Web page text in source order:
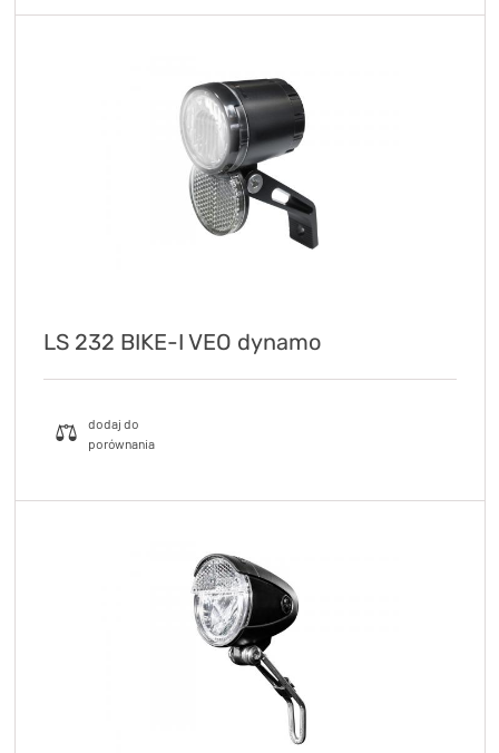
LS 232 BIKE-I VEO dynamo